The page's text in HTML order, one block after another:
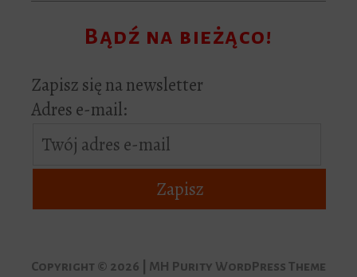
Bądź na bieżąco!
Zapisz się na newsletter
Adres e-mail:
Copyright © 2026 | MH Purity WordPress Theme